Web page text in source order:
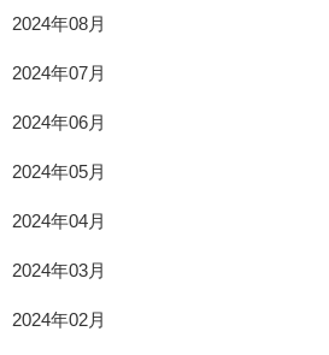
2024年08月
2024年07月
2024年06月
2024年05月
2024年04月
2024年03月
2024年02月